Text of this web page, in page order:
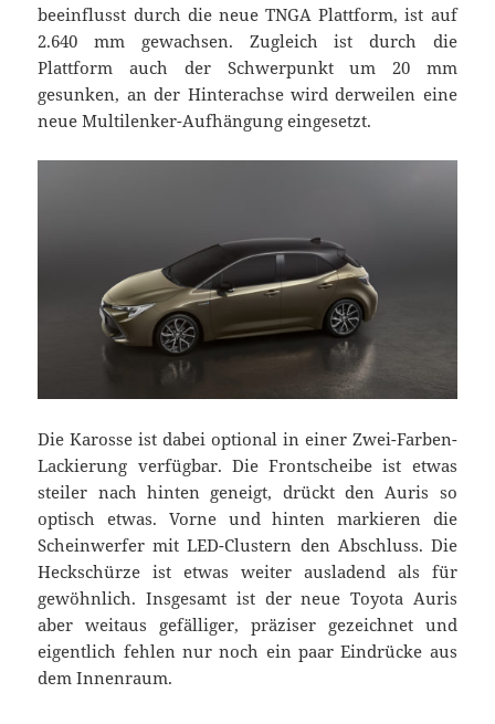
beeinflusst durch die neue TNGA Plattform, ist auf
2.640 mm gewachsen. Zugleich ist durch die
Plattform auch der Schwerpunkt um 20 mm
gesunken, an der Hinterachse wird derweilen eine
neue Multilenker-Aufhängung eingesetzt.
Die Karosse ist dabei optional in einer Zwei-Farben-
Lackierung verfügbar. Die Frontscheibe ist etwas
steiler nach hinten geneigt, drückt den Auris so
optisch etwas. Vorne und hinten markieren die
Scheinwerfer mit LED-Clustern den Abschluss. Die
Heckschürze ist etwas weiter ausladend als für
gewöhnlich. Insgesamt ist der neue Toyota Auris
aber weitaus gefälliger, präziser gezeichnet und
eigentlich fehlen nur noch ein paar Eindrücke aus
dem Innenraum.